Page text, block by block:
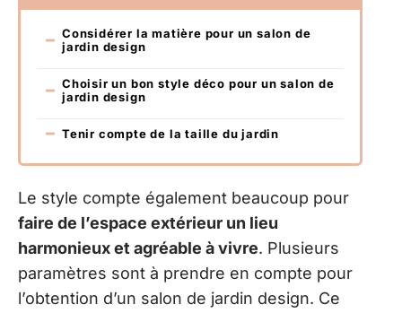
Considérer la matière pour un salon de
jardin design
Choisir un bon style déco pour un salon de
jardin design
Tenir compte de la taille du jardin
Le style compte également beaucoup pour
faire de l’espace extérieur un lieu
harmonieux et agréable à vivre. Plusieurs
paramètres sont à prendre en compte pour
l’obtention d’un salon de jardin design. Ce